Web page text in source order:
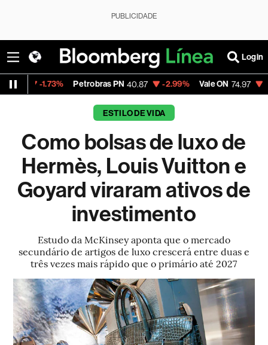
PUBLICIDADE
Login
Petrobras PN 40.87 -2.99% Vale ON 74.97 -0.56% Itaú
ESTILO DE VIDA
Como bolsas de luxo de
Hermès, Louis Vuitton e
Goyard viraram ativos de
investimento
Estudo da McKinsey aponta que o mercado
secundário de artigos de luxo crescerá entre duas e
três vezes mais rápido que o primário até 2027